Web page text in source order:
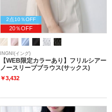
2点10％OFF
20％OFF
INGNI(イング)
【WEB限定カラーあり】フリルシアー
ノースリーブブラウス(サックス)
￥3,432